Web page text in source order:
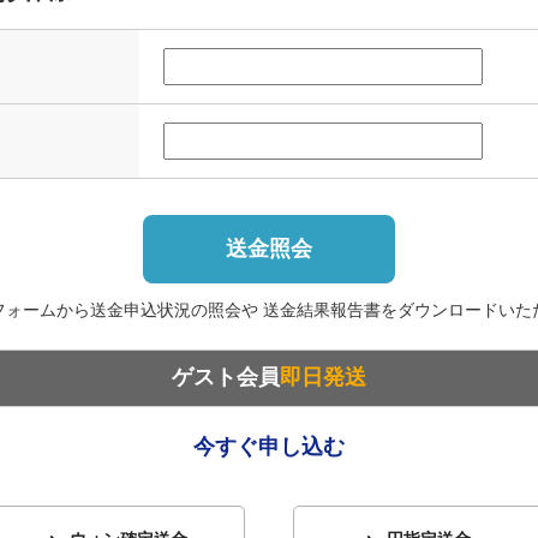
送金照会
ォームから送金申込状況の照会や 送金結果報告書をダウンロードいた
ゲスト会員即日発送
今すぐ申し込む